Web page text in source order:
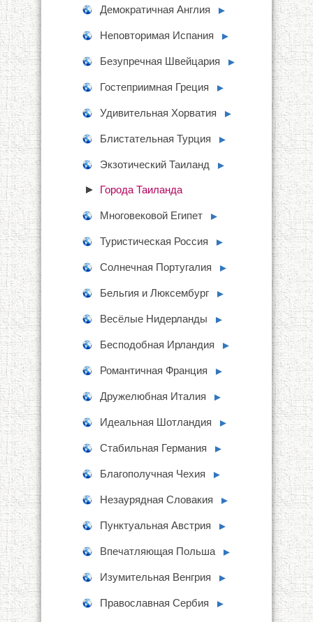
Демократичная Англия ►
Неповторимая Испания ►
Безупречная Швейцария ►
Гостеприимная Греция ►
Удивительная Хорватия ►
Блистательная Турция ►
Экзотический Таиланд ►
Города Таиланда
Многовековой Египет ►
Туристическая Россия ►
Солнечная Португалия ►
Бельгия и Люксембург ►
Весёлые Нидерланды ►
Бесподобная Ирландия ►
Романтичная Франция ►
Дружелюбная Италия ►
Идеальная Шотландия ►
Стабильная Германия ►
Благополучная Чехия ►
Незаурядная Словакия ►
Пунктуальная Австрия ►
Впечатляющая Польша ►
Изумительная Венгрия ►
Православная Сербия ►